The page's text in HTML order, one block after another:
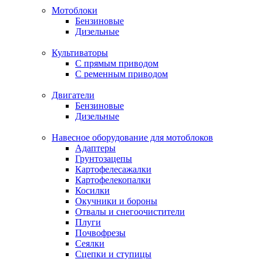
Мотоблоки
Бензиновые
Дизельные
Культиваторы
С прямым приводом
С ременным приводом
Двигатели
Бензиновые
Дизельные
Навесное оборудование для мотоблоков
Адаптеры
Грунтозацепы
Картофелесажалки
Картофелекопалки
Косилки
Окучники и бороны
Отвалы и снегоочистители
Плуги
Почвофрезы
Сеялки
Сцепки и ступицы